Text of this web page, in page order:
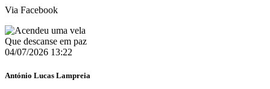
Via Facebook
Que descanse em paz
04/07/2026 13:22
António Lucas Lampreia